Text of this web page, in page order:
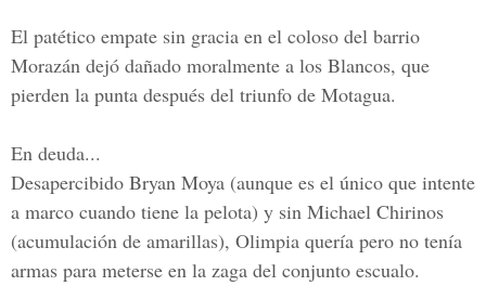
El patético empate sin gracia en el coloso del barrio
Morazán dejó dañado moralmente a los Blancos, que
pierden la punta después del triunfo de Motagua.
En deuda...
Desapercibido Bryan Moya (aunque es el único que intente
a marco cuando tiene la pelota) y sin Michael Chirinos
(acumulación de amarillas), Olimpia quería pero no tenía
armas para meterse en la zaga del conjunto escualo.